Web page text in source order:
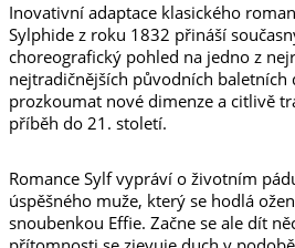
Inovativní adaptace klasického
Sylphide z roku 1832 přináší
choreografický pohled na jedno z
nejtradičnějších původních baletních
prozkoumat nové dimenze a citlivě
příběh do 21. století.
Romance Sylf vypráví o životním
úspěšného muže, který se hodlá
snoubenkou Effie. Začne se ale dít